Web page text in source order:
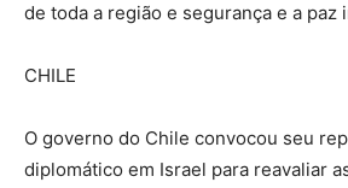
de toda a região e segurança e a paz
CHILE
O governo do Chile convocou seu
diplomático em Israel para reavaliar